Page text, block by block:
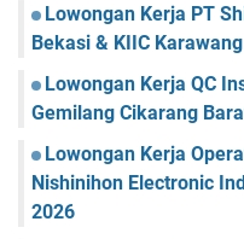
Lowongan Kerja PT
Bekasi & KIIC
Lowongan Kerja QC
Gemilang Cikarang
Lowongan Kerja
Nishinihon Electronic
2026